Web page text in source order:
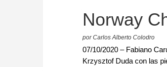
Norway
por Carlos Alberto Colodro
07/10/2020 – Fabiano
Krzysztof Duda con las